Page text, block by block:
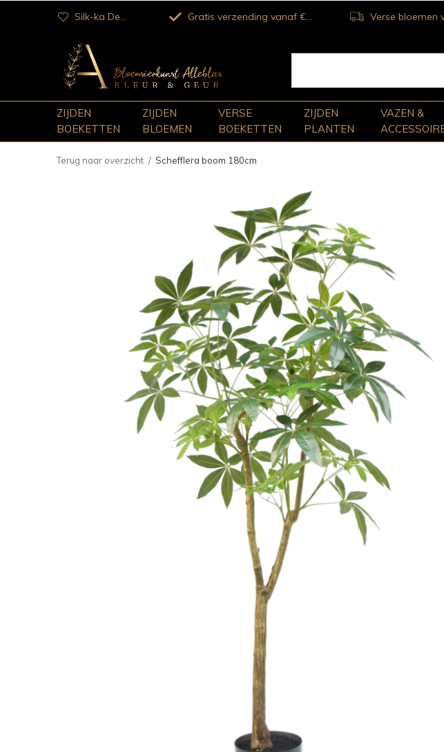
ZIJDEN
BOEKETTEN
ZIJDEN
BLOEMEN
VERSE
BOEKETTEN
ZIJDEN
PLANTEN
VAZEN &
Silk-ka Dealer Gratis verzending vanaf €100 Verse bloemen
Terug naar overzicht Schefflera boom 180cm